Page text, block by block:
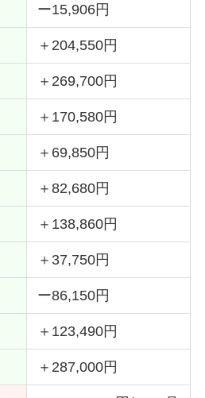
ー15,906円
＋204,550円
＋269,700円
＋170,580円
＋69,850円
＋82,680円
＋138,860円
＋37,750円
ー86,150円
＋123,490円
＋287,000円